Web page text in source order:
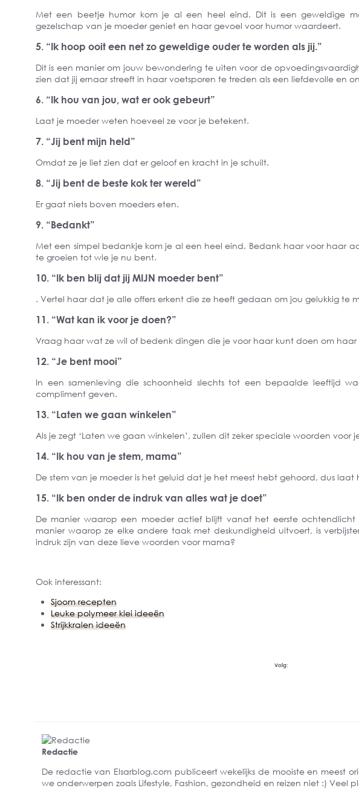
Met een beetje humor kom je al een heel eind. Dit is een geweldige
gezelschap van je moeder geniet en haar gevoel voor humor waardeert.
5. “Ik hoop ooit een net zo geweldige ouder te worden als jij.”
Dit is een manier om jouw bewondering te uiten voor de
zien dat jij ernaar streeft in haar voetsporen te treden als een liefdevolle en
6. “Ik hou van jou, wat er ook gebeurt”
Laat je moeder weten hoeveel ze voor je betekent.
7. “Jij bent mijn held”
Omdat ze je liet zien dat er geloof en kracht in je schuilt.
8. “Jij bent de beste kok ter wereld”
Er gaat niets boven moeders eten.
9. “Bedankt”
Met een simpel bedankje kom je al een heel eind. Bedank haar voor haar
te groeien tot wie je nu bent.
10. “Ik ben blij dat jij MIJN moeder bent”
. Vertel haar dat je alle offers erkent die ze heeft gedaan om jou gelukkig te
11. “Wat kan ik voor je doen?”
Vraag haar wat ze wil of bedenk dingen die je voor haar kunt doen om haar
12. “Je bent mooi”
In een samenleving die schoonheid slechts tot een bepaalde leeftijd
compliment geven.
13. “Laten we gaan winkelen”
Als je zegt ‘Laten we gaan winkelen’, zullen dit zeker speciale woorden voor
14. “Ik hou van je stem, mama”
De stem van je moeder is het geluid dat je het meest hebt gehoord, dus
15. “Ik ben onder de indruk van alles wat je doet”
De manier waarop een moeder actief blijft vanaf het eerste
manier waarop ze elke andere taak met deskundigheid uitvoert, is
indruk zijn van deze lieve woorden voor mama?
Ook interessant:
Sjoom recepten
Leuke polymeer klei ideeën
Strijkkralen ideeën
Volg:
Redactie
De redactie van Elsarblog.com publiceert wekelijks de mooiste en meest
we onderwerpen zoals Lifestyle, Fashion, gezondheid en reizen niet :) Veel